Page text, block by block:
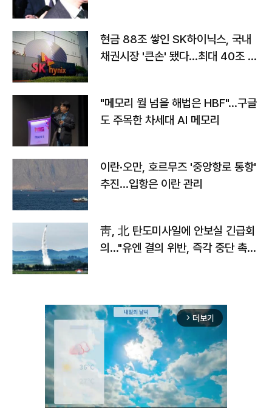
현금 88조 쌓인 SK하이닉스, 국내
채권시장 '큰손' 됐다…최대 40조 투
"메모리 월 넘을 해법은 HBF"…구글
도 주목한 차세대 AI 메모리
이란·오만, 호르무즈 '중앙항로 통항'
추진…입항은 이란 관리
靑, 北 탄도미사일에 안보실 긴급회
의…"유엔 결의 위반, 즉각 중단 촉
arrow_forward_ios 더보기